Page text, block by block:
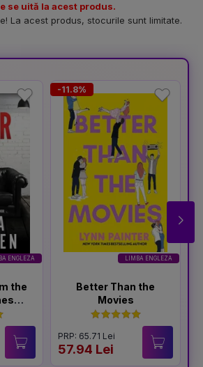
se uită la acest produs.
La acest produs, stocurile sunt limitate.
ENGLEZA
the
LIMBA ENGLEZA
-11.8%
Better Than the
Movies
PRP: 65.71 Lei
57.94 Lei